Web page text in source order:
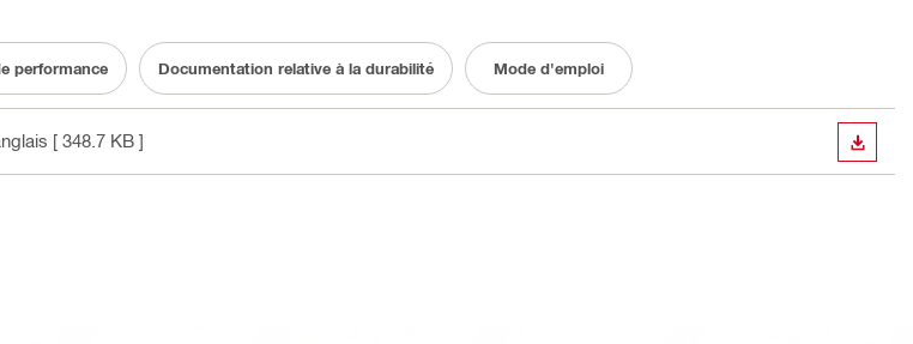
performance Documentation relative à la durabilité Mode d'emploi
[ 348.7 KB ]